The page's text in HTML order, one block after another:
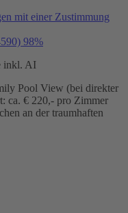
mit einer Zustimmung
98%
inkl. AI
Pool View (bei direkter
ca. € 220,- pro Zimmer
an der traumhaften